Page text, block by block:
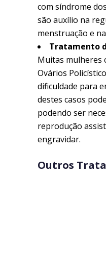
com síndrome
são auxílio na
menstruação e
Tratamento
Muitas mulheres
Ovários
dificuldade para
destes casos
podendo ser
reprodução
engravidar.
Outros